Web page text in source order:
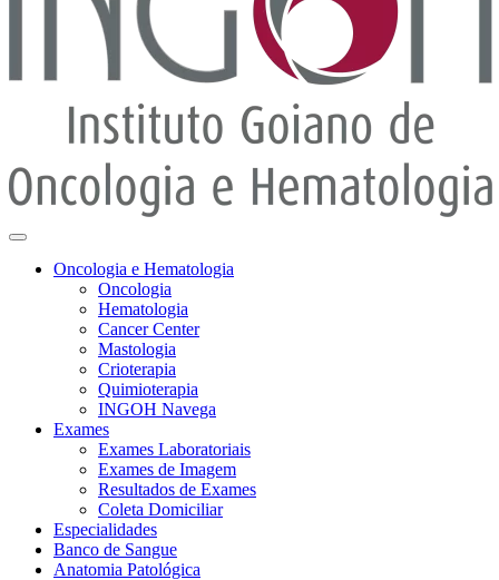
Oncologia e Hematologia
Oncologia
Hematologia
Cancer Center
Mastologia
Crioterapia
Quimioterapia
INGOH Navega
Exames
Exames Laboratoriais
Exames de Imagem
Resultados de Exames
Coleta Domiciliar
Especialidades
Banco de Sangue
Anatomia Patológica